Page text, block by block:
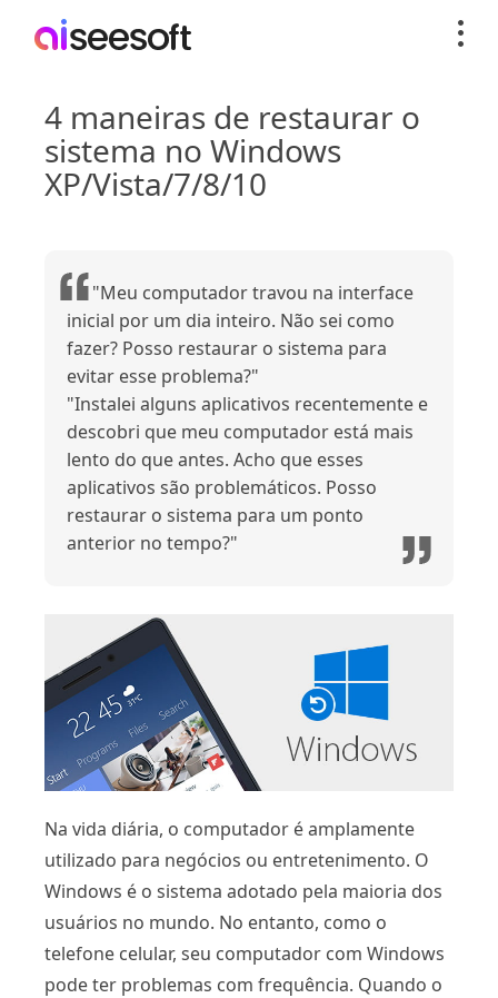
4 maneiras de restaurar o
sistema no Windows
XP/Vista/7/8/10
"Meu computador travou na interface
inicial por um dia inteiro. Não sei como
fazer? Posso restaurar o sistema para
evitar esse problema?"
"Instalei alguns aplicativos recentemente e
descobri que meu computador está mais
lento do que antes. Acho que esses
aplicativos são problemáticos. Posso
restaurar o sistema para um ponto
anterior no tempo?"
Na vida diária, o computador é amplamente
utilizado para negócios ou entretenimento. O
Windows é o sistema adotado pela maioria dos
usuários no mundo. No entanto, como o
telefone celular, seu computador com Windows
pode ter problemas com frequência. Quando o